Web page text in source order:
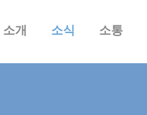
소개 소식 소통